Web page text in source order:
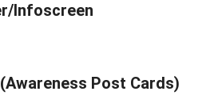
Infoscreen
Post Cards)